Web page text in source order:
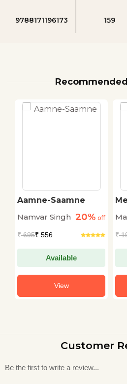
9788171196173 159
Aamne-Saamne
Namvar Singh 20% off
₹695₹ 556
Available
View
₹
Customer
Be the first to write a review...